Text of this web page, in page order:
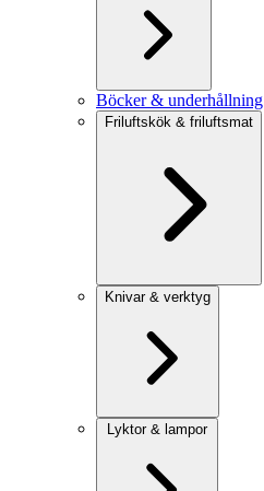
Böcker & underhållning
Friluftskök & friluftsmat
Knivar & verktyg
Lyktor & lampor